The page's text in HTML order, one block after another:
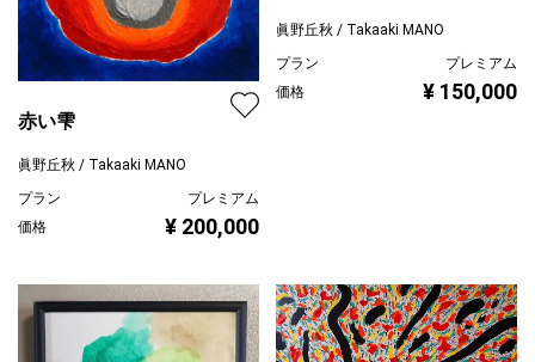
赤い雫
眞野丘秋 / Takaaki MANO
プラン
プレミアム
価格
¥ 200,000
眞野丘秋 / Takaaki MANO
プラン
プレミアム
価格
¥ 150,000